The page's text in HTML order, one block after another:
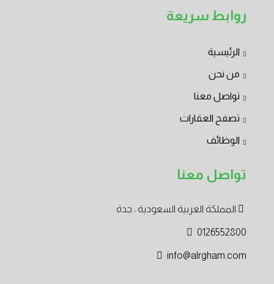
روابط سريعة
الرئيسية
من نحن
تواصل معنا
تصفح العقارات
الوظائف
تواصل معنا
المملكة العربية السعودية ، جدة
0126552800
info@alrgham.com